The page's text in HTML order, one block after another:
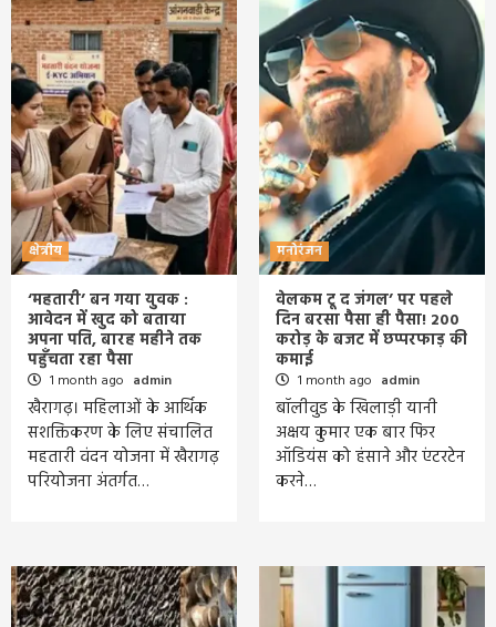
क्षेत्रीय
‘महतारी’ बन गया युवक :
आवेदन में खुद को बताया
अपना पति, बारह महीने तक
पहुँचता रहा पैसा
1 month ago admin
खैरागढ़। महिलाओं के आर्थिक
सशक्तिकरण के लिए संचालित
महतारी वंदन योजना में खैरागढ़
परियोजना अंतर्गत…
मनोरंजन
वेलकम टू द जंगल’ पर पहले
दिन बरसा पैसा ही पैसा! 200
करोड़ के बजट में छप्परफाड़ की
कमाई
1 month ago admin
बॉलीवुड के खिलाड़ी यानी
अक्षय कुमार एक बार फिर
ऑडियंस को हंसाने और एंटरटेन
करने…